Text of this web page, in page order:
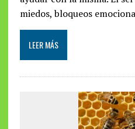
miedos, bloqueos
LEER MÁS